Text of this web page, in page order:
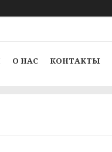
О НАС КОНТАКТЫ